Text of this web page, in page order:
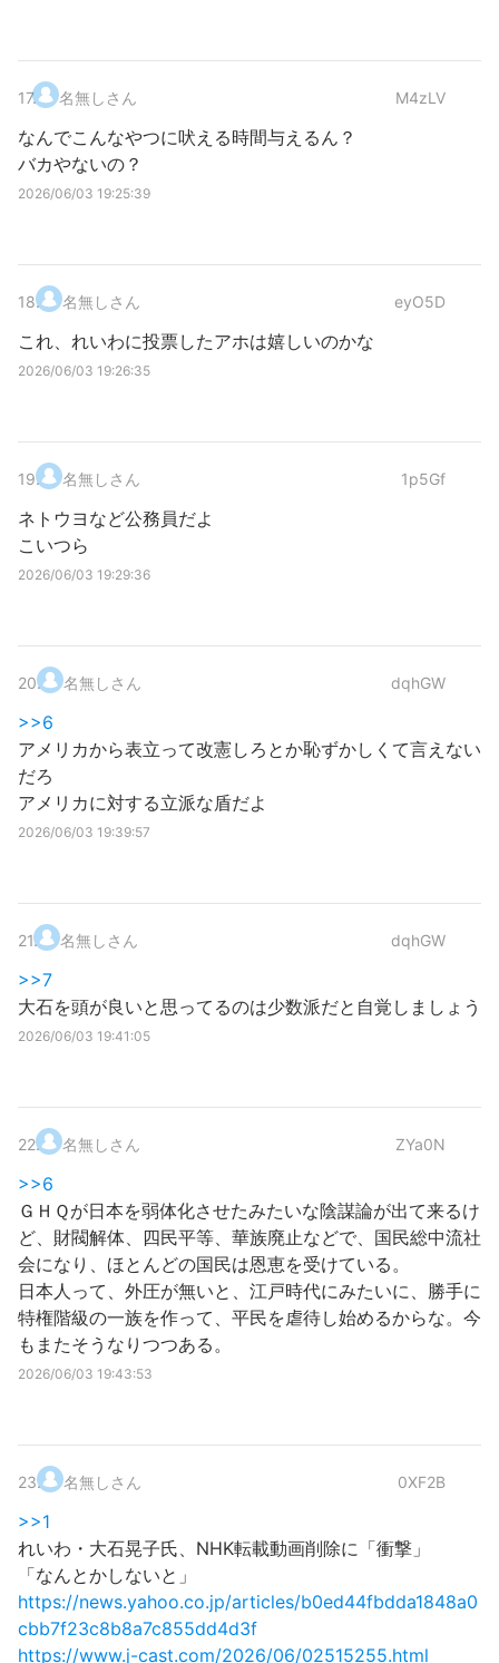
17. 名無しさん M4zLV
なんでこんなやつに吠える時間与えるん？
バカやないの？
2026/06/03 19:25:39
18. 名無しさん eyO5D
これ、れいわに投票したアホは嬉しいのかな
2026/06/03 19:26:35
19. 名無しさん 1p5Gf
ネトウヨなど公務員だよ
こいつら
2026/06/03 19:29:36
20. 名無しさん dqhGW
>>6
アメリカから表立って改憲しろとか恥ずかしくて言えない
だろ
アメリカに対する立派な盾だよ
2026/06/03 19:39:57
21. 名無しさん dqhGW
>>7
大石を頭が良いと思ってるのは少数派だと自覚しましょう
2026/06/03 19:41:05
22. 名無しさん ZYa0N
>>6
ＧＨＱが日本を弱体化させたみたいな陰謀論が出て来るけ
ど、財閥解体、四民平等、華族廃止などで、国民総中流社
会になり、ほとんどの国民は恩恵を受けている。
日本人って、外圧が無いと、江戸時代にみたいに、勝手に
特権階級の一族を作って、平民を虐待し始めるからな。今
もまたそうなりつつある。
2026/06/03 19:43:53
23. 名無しさん 0XF2B
>>1
れいわ・大石晃子氏、NHK転載動画削除に「衝撃」
「なんとかしないと」
https://news.yahoo.co.jp/articles/b0ed44fbdda1848a0
cbb7f23c8b8a7c855dd4d3f
https://www.j-cast.com/2026/06/02515255.html